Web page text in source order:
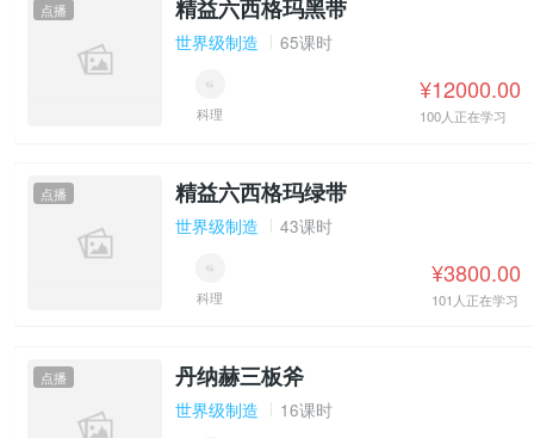
点播 精益六西格玛黑带
世界级制造 65课时
科理
¥12000.00
100人正在学习
点播 精益六西格玛绿带
世界级制造 43课时
科理
¥3800.00
101人正在学习
点播 丹纳赫三板斧
世界级制造 16课时